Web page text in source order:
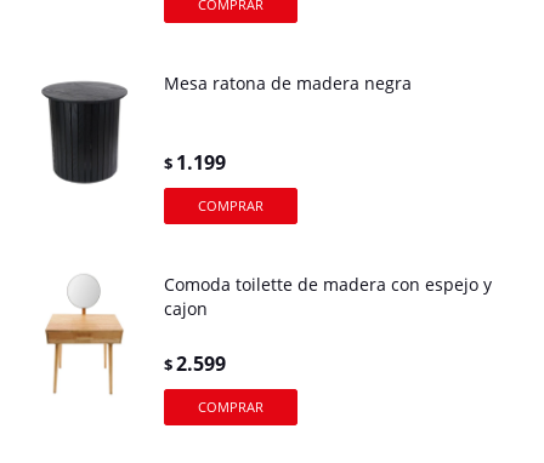
Mesa ratona de madera negra
$ 1.199
Comoda toilette de madera con espejo y
cajon
$2.599